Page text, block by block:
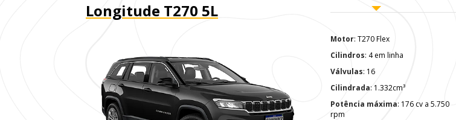
Longitude T270 5L
Motor : T270 Flex
Cilindros : 4 em linha
Válvulas : 16
Cilindrada : 1.332cm³
Potência máxima: 176 cv a 5.750
rpm